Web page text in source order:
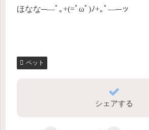
ほなな─―ﾟ｡+(=ﾟωﾟ)ﾉ+｡ﾟ―─ッ
ペット
シェアする